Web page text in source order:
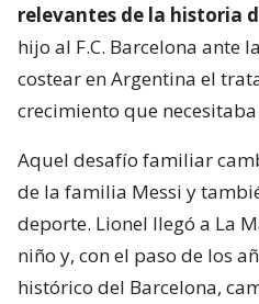
relevantes de la historia
hijo al F.C. Barcelona ante
costear en Argentina el
crecimiento que
Aquel desafío familiar
de la familia Messi y
deporte. Lionel llegó a La
niño y, con el paso de los
histórico del Barcelona,